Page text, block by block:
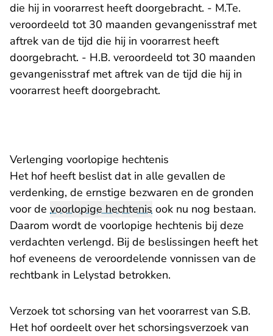
die hij in voorarrest heeft doorgebracht. - M.Te.
veroordeeld tot 30 maanden gevangenisstraf met
aftrek van de tijd die hij in voorarrest heeft
doorgebracht. - H.B. veroordeeld tot 30 maanden
gevangenisstraf met aftrek van de tijd die hij in
voorarrest heeft doorgebracht.
Verlenging voorlopige hechtenis
Het hof heeft beslist dat in alle gevallen de
verdenking, de ernstige bezwaren en de gronden
voor de voorlopige hechtenis ook nu nog bestaan.
Daarom wordt de voorlopige hechtenis bij deze
verdachten verlengd. Bij de beslissingen heeft het
hof eveneens de veroordelende vonnissen van de
rechtbank in Lelystad betrokken.
Verzoek tot schorsing van het voorarrest van S.B.
Het hof oordeelt over het schorsingsverzoek van